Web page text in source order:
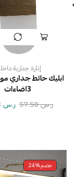
إنارة جدارية
ابليك حائط جداري
3اضاءات
ر.س57.50 ر.س
خصم24%